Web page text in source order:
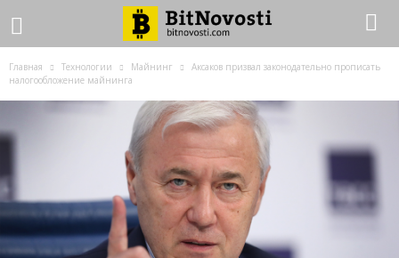
Главная Технологии Майнинг
Аксаков призвал законодательно прописать
налогообложение майнинга